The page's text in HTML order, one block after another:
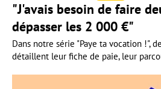
"J'avais besoin de faire
dépasser les 2 000 €"
Dans notre série "Paye ta vocation !",
détaillent leur fiche de paie, leur